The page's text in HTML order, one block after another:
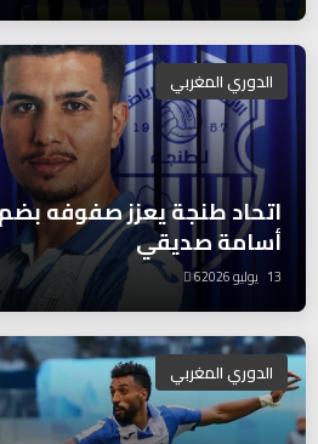
الدوري المغربي
اتحاد طنجة يعزز صفوفه بضم
أسامة صديقي
13 يوليو 2026 6
الدوري المغربي